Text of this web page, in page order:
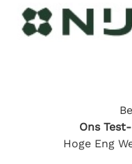
Ons
Hoge Eng